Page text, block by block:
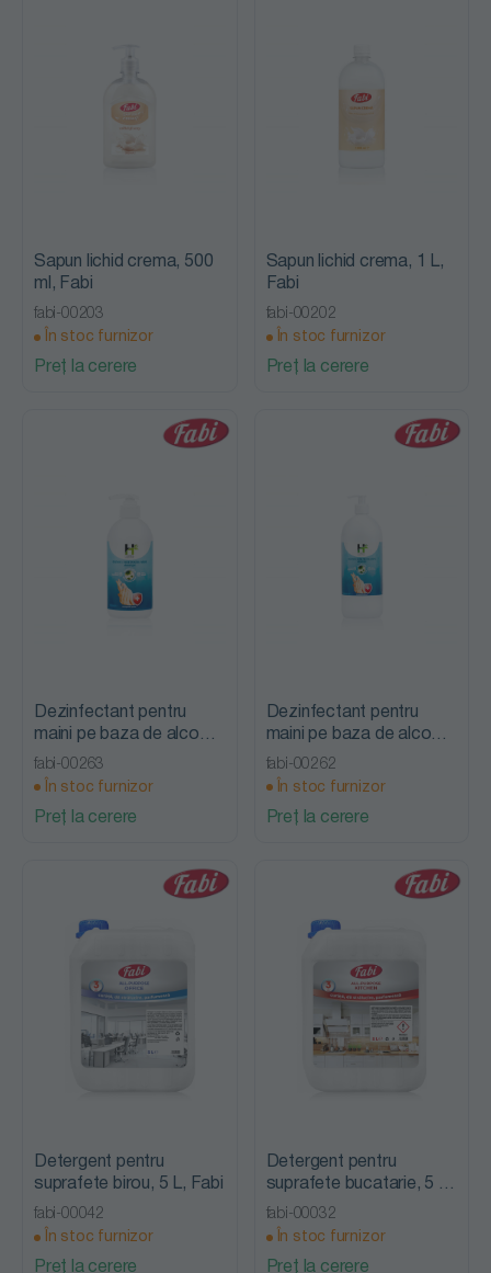
Sapun lichid crema, 500
ml, Fabi
fabi-00203
În stoc furnizor
Preț la cerere
Sapun lichid crema, 1 L,
Fabi
fabi-00202
În stoc furnizor
Preț la cerere
Dezinfectant pentru
maini pe baza de alcool,
500 ml - Higeea
fabi-00263
În stoc furnizor
Preț la cerere
Dezinfectant pentru
maini pe baza de alcool,
1 L - Higeea
fabi-00262
În stoc furnizor
Preț la cerere
Detergent pentru
suprafete birou, 5 L, Fabi
fabi-00042
În stoc furnizor
Preț la cerere
Detergent pentru
suprafete bucatarie, 5 L,
Fabi
fabi-00032
În stoc furnizor
Preț la cerere